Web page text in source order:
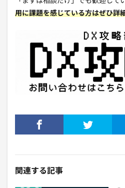
用に課題を感じている方はぜひ詳
関連する記事